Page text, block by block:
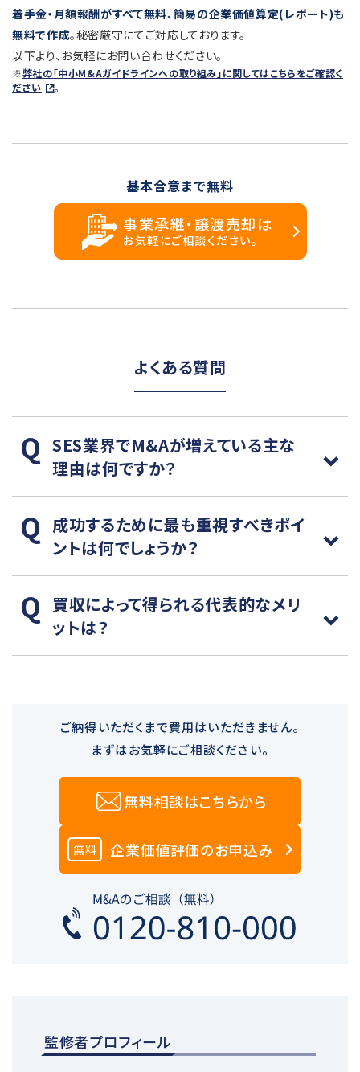
着手金・月額報酬がすべて無料、簡易の企業価値算定(レポート)も
無料で作成。秘密厳守にてご対応しております。
以下より、お気軽にお問い合わせください。
※弊社の「中小M&Aガイドラインへの取り組み」に関してはこちらをご確認く
ださい
。
基本合意まで無料
事業承継・譲渡売却は
お気軽にご相談ください。
よくある質問
SES業界でM&Aが増えている主な
理由は何ですか？
成功するために最も重視すべきポイ
ントは何でしょうか？
買収によって得られる代表的なメリ
ットは？
ご納得いただくまで費用はいただきません。
まずはお気軽にご相談ください。
無料相談はこちらから
無料 企業価値評価のお申込み
監修者プロフィール